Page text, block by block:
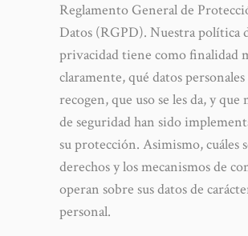
Reglamento General de
Datos (RGPD). Nuestra política
privacidad tiene como finalidad
claramente, qué datos personales
recogen, que uso se les da, y que
de seguridad han sido
su protección. Asimismo, cuáles
derechos y los mecanismos de
operan sobre sus datos de
personal.